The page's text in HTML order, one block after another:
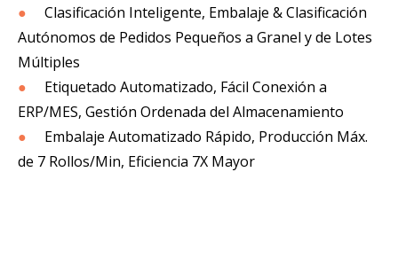
● Clasificación Inteligente, Embalaje & Clasificación
Autónomos de Pedidos Pequeños a Granel y de Lotes
Múltiples
● Etiquetado Automatizado, Fácil Conexión a
ERP/MES, Gestión Ordenada del Almacenamiento
● Embalaje Automatizado Rápido, Producción Máx.
de 7 Rollos/Min, Eficiencia 7X Mayor